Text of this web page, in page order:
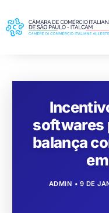
softwares
balança
ADMIN 9 DE